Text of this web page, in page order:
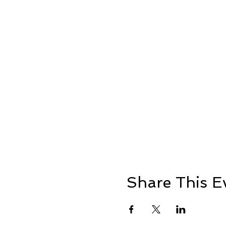
Share This